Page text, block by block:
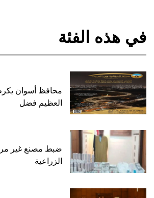
في هذه الفئة
محافظ أسوان
العظيم فضل
ضبط مصنع غير
الزراعية